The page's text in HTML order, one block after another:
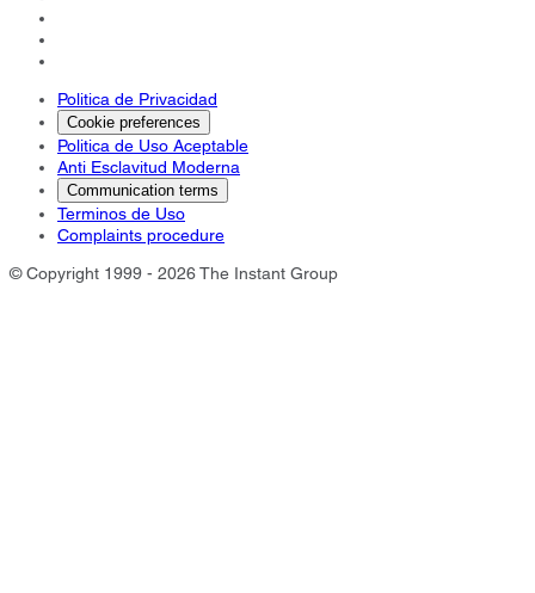
Politica de Privacidad
Cookie preferences
Politica de Uso Aceptable
Anti Esclavitud Moderna
Communication terms
Terminos de Uso
Complaints procedure
© Copyright 1999 - 2026 The Instant Group